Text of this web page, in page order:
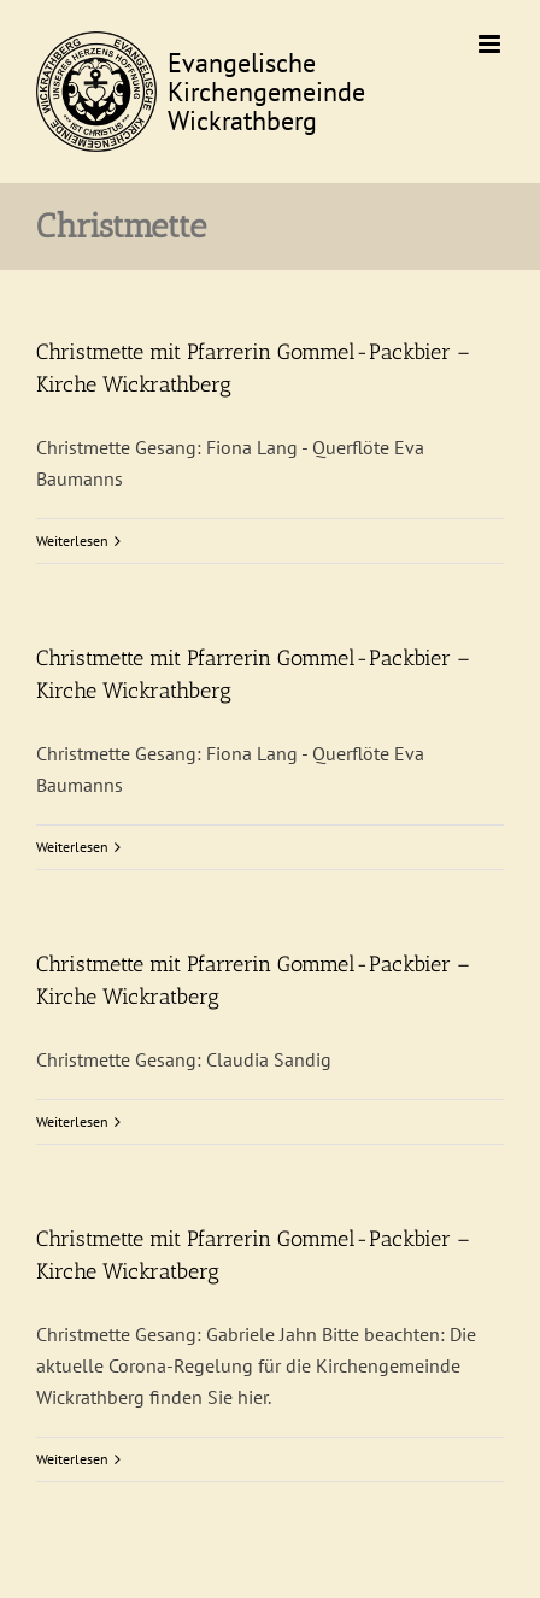
content
Christmette
Christmette mit Pfarrerin Gommel-Packbier –
Kirche Wickrathberg
Christmette Gesang: Fiona Lang - Querflöte Eva
Baumanns
Weiterlesen
Christmette mit Pfarrerin Gommel-Packbier –
Kirche Wickrathberg
Christmette Gesang: Fiona Lang - Querflöte Eva
Baumanns
Weiterlesen
Christmette mit Pfarrerin Gommel-Packbier –
Kirche Wickratberg
Christmette Gesang: Claudia Sandig
Weiterlesen
Christmette mit Pfarrerin Gommel-Packbier –
Kirche Wickratberg
Christmette Gesang: Gabriele Jahn Bitte beachten: Die
aktuelle Corona-Regelung für die Kirchengemeinde
Wickrathberg finden Sie hier.
Weiterlesen